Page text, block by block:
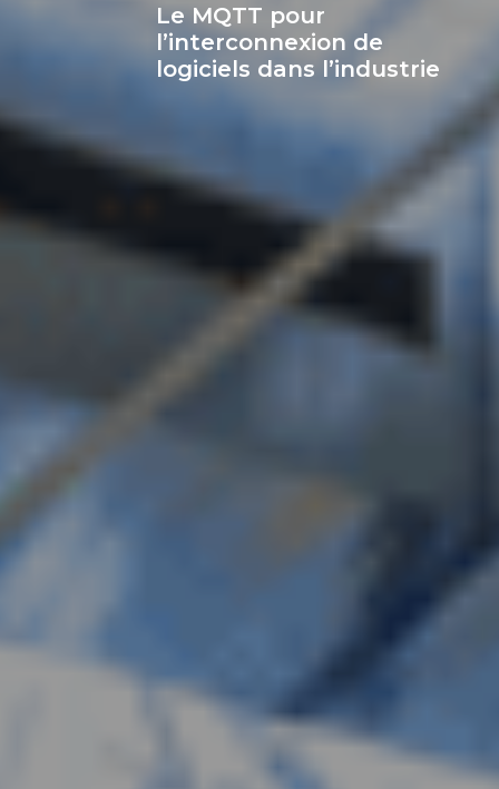
Le MQTT pour
l’interconnexion de
logiciels dans l’industrie